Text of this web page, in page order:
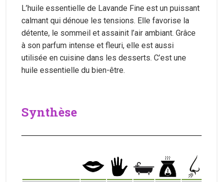
L’huile essentielle de Lavande Fine est un puissant
calmant qui dénoue les tensions. Elle favorise la
détente, le sommeil et assainit l’air ambiant. Grâce
à son parfum intense et fleuri, elle est aussi
utilisée en cuisine dans les desserts. C’est une
huile essentielle du bien-être.
Synthèse